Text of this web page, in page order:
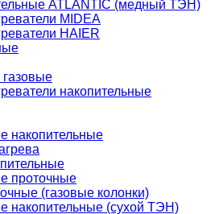
ATLANTIC (медный ТЭН)
MIDEA
HAIER
газовые
накопительные
накопительные
проточные
(газовые колонки)
накопительные (сухой ТЭН)